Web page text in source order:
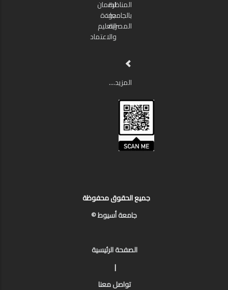
المناظرة
بالجامعات
المصرية
لضمان
جودة
التعليم
والاعتماد
المزيد....
جميع الحقوق محفوظة
جامعة أسيوط ©
الصفحة الرئيسية
|
تواصل معنا